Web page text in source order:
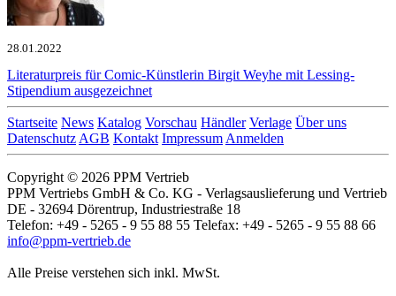
28.01.2022
Literaturpreis für Comic-Künstlerin Birgit Weyhe mit Lessing-
Stipendium ausgezeichnet
Startseite News Katalog Vorschau Händler Verlage Über uns
Datenschutz AGB Kontakt Impressum Anmelden
Copyright © 2026 PPM Vertrieb
PPM Vertriebs GmbH & Co. KG - Verlagsauslieferung und Vertrieb
DE - 32694 Dörentrup, Industriestraße 18
Telefon: +49 - 5265 - 9 55 88 55 Telefax: +49 - 5265 - 9 55 88 66
info@ppm-vertrieb.de
Alle Preise verstehen sich inkl. MwSt.